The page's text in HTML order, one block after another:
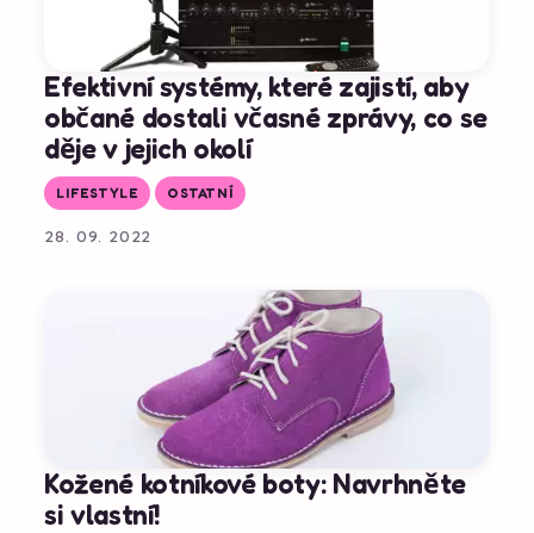
Efektivní systémy, které zajistí, aby
občané dostali včasné zprávy, co se
děje v jejich okolí
LIFESTYLE OSTATNÍ
28. 09. 2022
Kožené kotníkové boty: Navrhněte
si vlastní!